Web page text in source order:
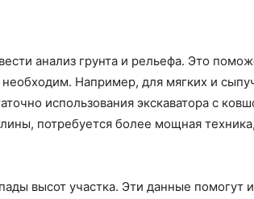
анализ грунта и рельефа. Это
Например, для мягких и
использования экскаватора с
потребуется более мощная
высот участка. Эти данные помогут